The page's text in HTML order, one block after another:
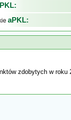
PKL:
aPKL:
zdobytych w roku